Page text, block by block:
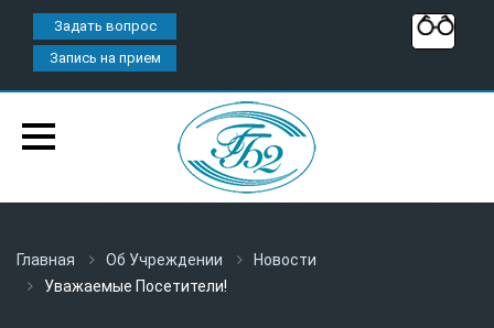
Задать вопрос
Запись на прием
Главная Об Учреждении
Новости
Уважаемые Посетители!